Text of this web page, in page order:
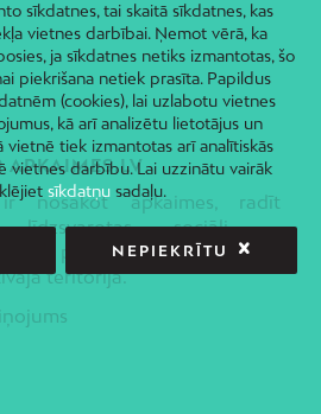
APKAIMES.LV
nosakot apkaimes, radīt
līdzsvarotas sociāli –
politikas ieviešanai Rīgas
teritorijā.
sīkdatnes, tai skaitā sīkdatnes, kas
vietnes darbībai. Ņemot vērā, ka
ja sīkdatnes netiks izmantotas, šo
piekrišana netiek prasīta. Papildus
(cookies), lai uzlabotu vietnes
kā arī analizētu lietotājus un
vietnē tiek izmantotas arī analītiskās
vietnes darbību. Lai uzzinātu vairāk
sīkdatņusadaļu.
NEPIEKRĪTU